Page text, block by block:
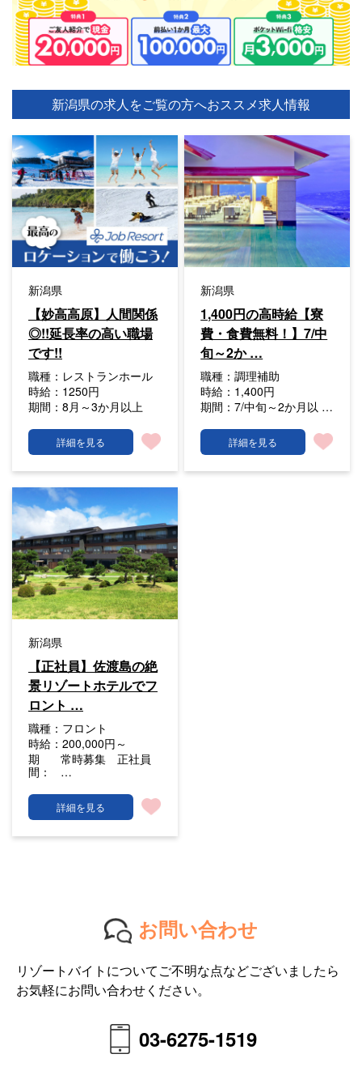
新潟県の求人をご覧の方へおススメ求人情報
新潟県
【妙高高原】人間関係
◎!!延長率の高い職場
です!!
職種： レストランホール
時給： 1250円
期間： 8月～3か月以上
詳細を見る
新潟県
1,400円の高時給【寮
費・食費無料！】7/中
旬～2か …
職種：調理補助
時給： 1,400円
期間：7/中旬～2か月以 …
詳細を見る
新潟県
【正社員】佐渡島の絶
景リゾートホテルでフ
ロント …
職種： フロント
時給： 200,000円～
期
間：
常時募集 正社員
…
詳細を見る
お問い合わせ
リゾートバイトについてご不明な点などございましたら
お気軽にお問い合わせください。
03-6275-1519